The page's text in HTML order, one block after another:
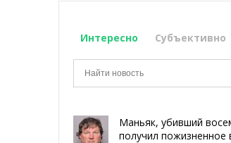
Интересно Субъективно
Маньяк, убивший
получил